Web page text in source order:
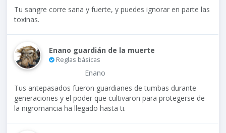
Tu sangre corre sana y fuerte, y puedes ignorar en parte las
toxinas.
Enano guardián de la muerte
Reglas básicas
Enano
Tus antepasados fueron guardianes de tumbas durante
generaciones y el poder que cultivaron para protegerse de
la nigromancia ha llegado hasta ti.